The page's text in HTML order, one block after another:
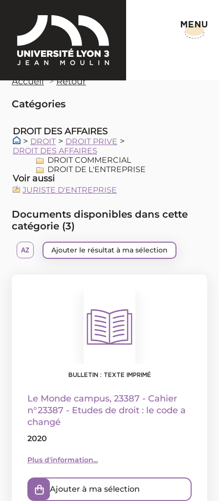
MENU
Accueil Retour
Catégories
> DROIT > DROIT PRIVE >
DROIT DES AFFAIRES
DROIT COMMERCIAL
DROIT DE L'ENTREPRISE
DROIT DES AFFAIRES
Voir aussi
JURISTE D'ENTREPRISE
Documents disponibles dans cette
catégorie (3)
Ajouter le résultat à ma sélection
BULLETIN : TEXTE IMPRIMÉ
Le Monde campus, 23387 - Cahier
n°23387 - Etudes de droit : le code a
changé
2020
Plus d'information...
Ajouter à ma sélection